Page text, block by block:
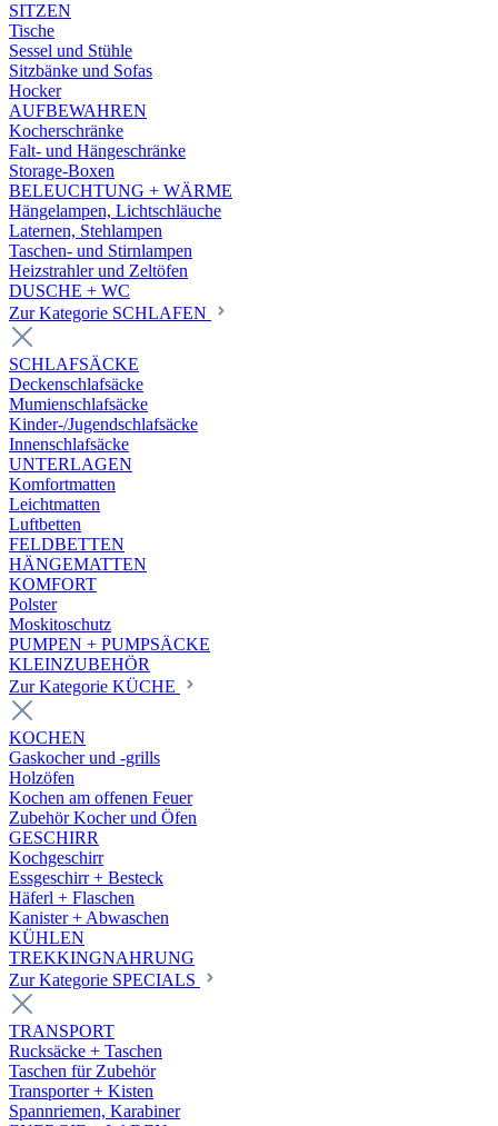
SITZEN
Tische
Sessel und Stühle
Sitzbänke und Sofas
Hocker
AUFBEWAHREN
Kocherschränke
Falt- und Hängeschränke
Storage-Boxen
BELEUCHTUNG + WÄRME
Hängelampen, Lichtschläuche
Laternen, Stehlampen
Taschen- und Stirnlampen
Heizstrahler und Zeltöfen
DUSCHE + WC
Zur Kategorie SCHLAFEN
SCHLAFSÄCKE
Deckenschlafsäcke
Mumienschlafsäcke
Kinder-/Jugendschlafsäcke
Innenschlafsäcke
UNTERLAGEN
Komfortmatten
Leichtmatten
Luftbetten
FELDBETTEN
HÄNGEMATTEN
KOMFORT
Polster
Moskitoschutz
PUMPEN + PUMPSÄCKE
KLEINZUBEHÖR
Zur Kategorie KÜCHE
KOCHEN
Gaskocher und -grills
Holzöfen
Kochen am offenen Feuer
Zubehör Kocher und Öfen
GESCHIRR
Kochgeschirr
Essgeschirr + Besteck
Häferl + Flaschen
Kanister + Abwaschen
KÜHLEN
TREKKINGNAHRUNG
Zur Kategorie SPECIALS
TRANSPORT
Rucksäcke + Taschen
Taschen für Zubehör
Transporter + Kisten
Spannriemen, Karabiner